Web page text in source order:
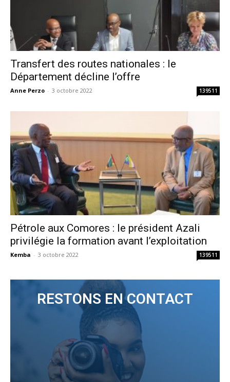
Transfert des routes nationales : le
Département décline l’offre
Anne Perzo - 3 octobre 2022 139511
Pétrole aux Comores : le président Azali
privilégie la formation avant l’exploitation
Kemba - 3 octobre 2022 139511
RESTONS EN CONTACT